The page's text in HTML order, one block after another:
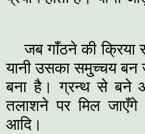
जब गाँठने की क्रिया
यानी उसका समु्च्चय
बना है। ग्रन्थ से बने
तलाशने पर मिल
आदि।